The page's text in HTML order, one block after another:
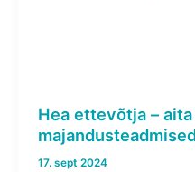
Hea ettevõtja –
17. sept 2024